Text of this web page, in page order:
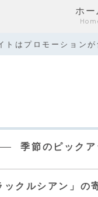
ホー
トはプロモーション
季節のピックア
クルシアン」の